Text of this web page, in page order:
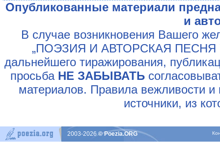
Опубликованные материали
и
В случае возникновения Вашего
„ПОЭЗИЯ И АВТОРСКАЯ ПЕСНЯ
дальнейшего тиражирования,
просьба НЕ ЗАБЫВАТЬ
материалов. Правила вежливости и
источники, из
2003-2026© Poezia.ORG